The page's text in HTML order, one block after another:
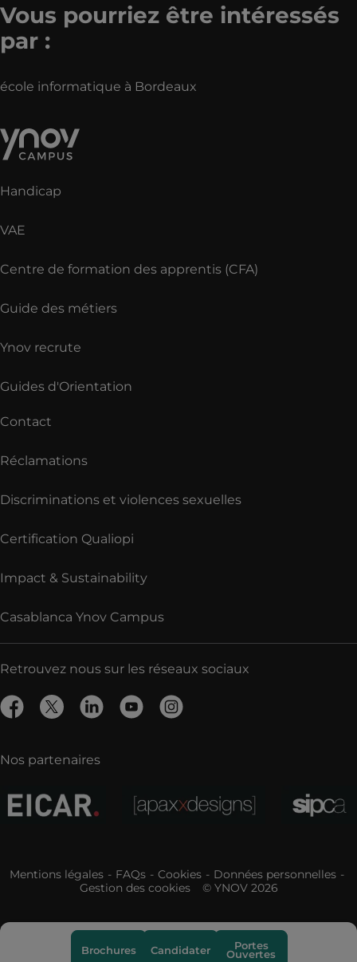
Brochures Candidater Portes
Ouvertes
Vous pourriez être intéressés
par :
école informatique à Bordeaux
Handicap
VAE
Centre de formation des apprentis (CFA)
Guide des métiers
Ynov recrute
Guides d'Orientation
Contact
Réclamations
Discriminations et violences sexuelles
Certification Qualiopi
Impact & Sustainability
Casablanca Ynov Campus
Retrouvez nous sur les réseaux sociaux
Nos partenaires
Mentions légales FAQs Cookies
Données personnelles
Gestion des cookies
© YNOV 2026